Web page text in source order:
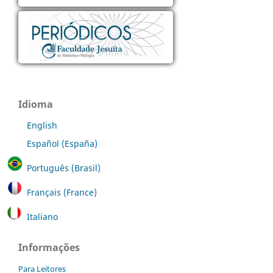
Idioma
English
Español (España)
Português (Brasil)
Français (France)
Italiano
Informações
Para Leitores